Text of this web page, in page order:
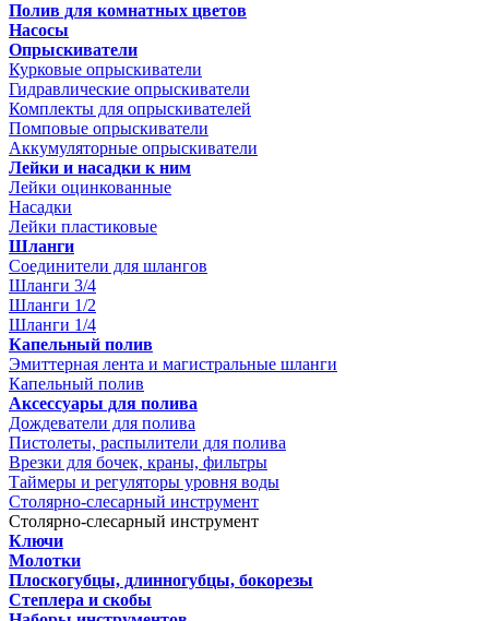
Полив для комнатных цветов
Насосы
Опрыскиватели
Курковые опрыскиватели
Гидравлические опрыскиватели
Комплекты для опрыскивателей
Помповые опрыскиватели
Аккумуляторные опрыскиватели
Лейки и насадки к ним
Лейки оцинкованные
Насадки
Лейки пластиковые
Шланги
Соединители для шлангов
Шланги 3/4
Шланги 1/2
Шланги 1/4
Капельный полив
Эмиттерная лента и магистральные шланги
Капельный полив
Аксессуары для полива
Дождеватели для полива
Пистолеты, распылители для полива
Врезки для бочек, краны, фильтры
Таймеры и регуляторы уровня воды
Столярно-слесарный инструмент
Столярно-слесарный инструмент
Ключи
Молотки
Плоскогубцы, длинногубцы, бокорезы
Степлера и скобы